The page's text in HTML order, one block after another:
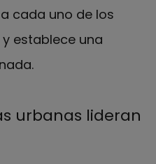
cada uno de los
establece una
urbanas lideran